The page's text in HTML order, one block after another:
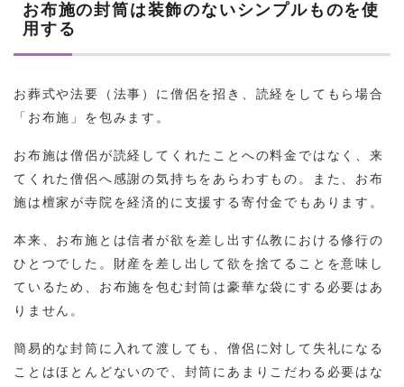
お布施の封筒は装飾のないシンプルものを使
用する
お葬式や法要（法事）に僧侶を招き、読経をしてもら場合
「お布施」を包みます。
お布施は僧侶が読経してくれたことへの料金ではなく、来
てくれた僧侶へ感謝の気持ちをあらわすもの。また、お布
施は檀家が寺院を経済的に支援する寄付金でもあります。
本来、お布施とは信者が欲を差し出す仏教における修行の
ひとつでした。財産を差し出して欲を捨てることを意味し
ているため、お布施を包む封筒は豪華な袋にする必要はあ
りません。
簡易的な封筒に入れて渡しても、僧侶に対して失礼になる
ことはほとんどないので、封筒にあまりこだわる必要はな